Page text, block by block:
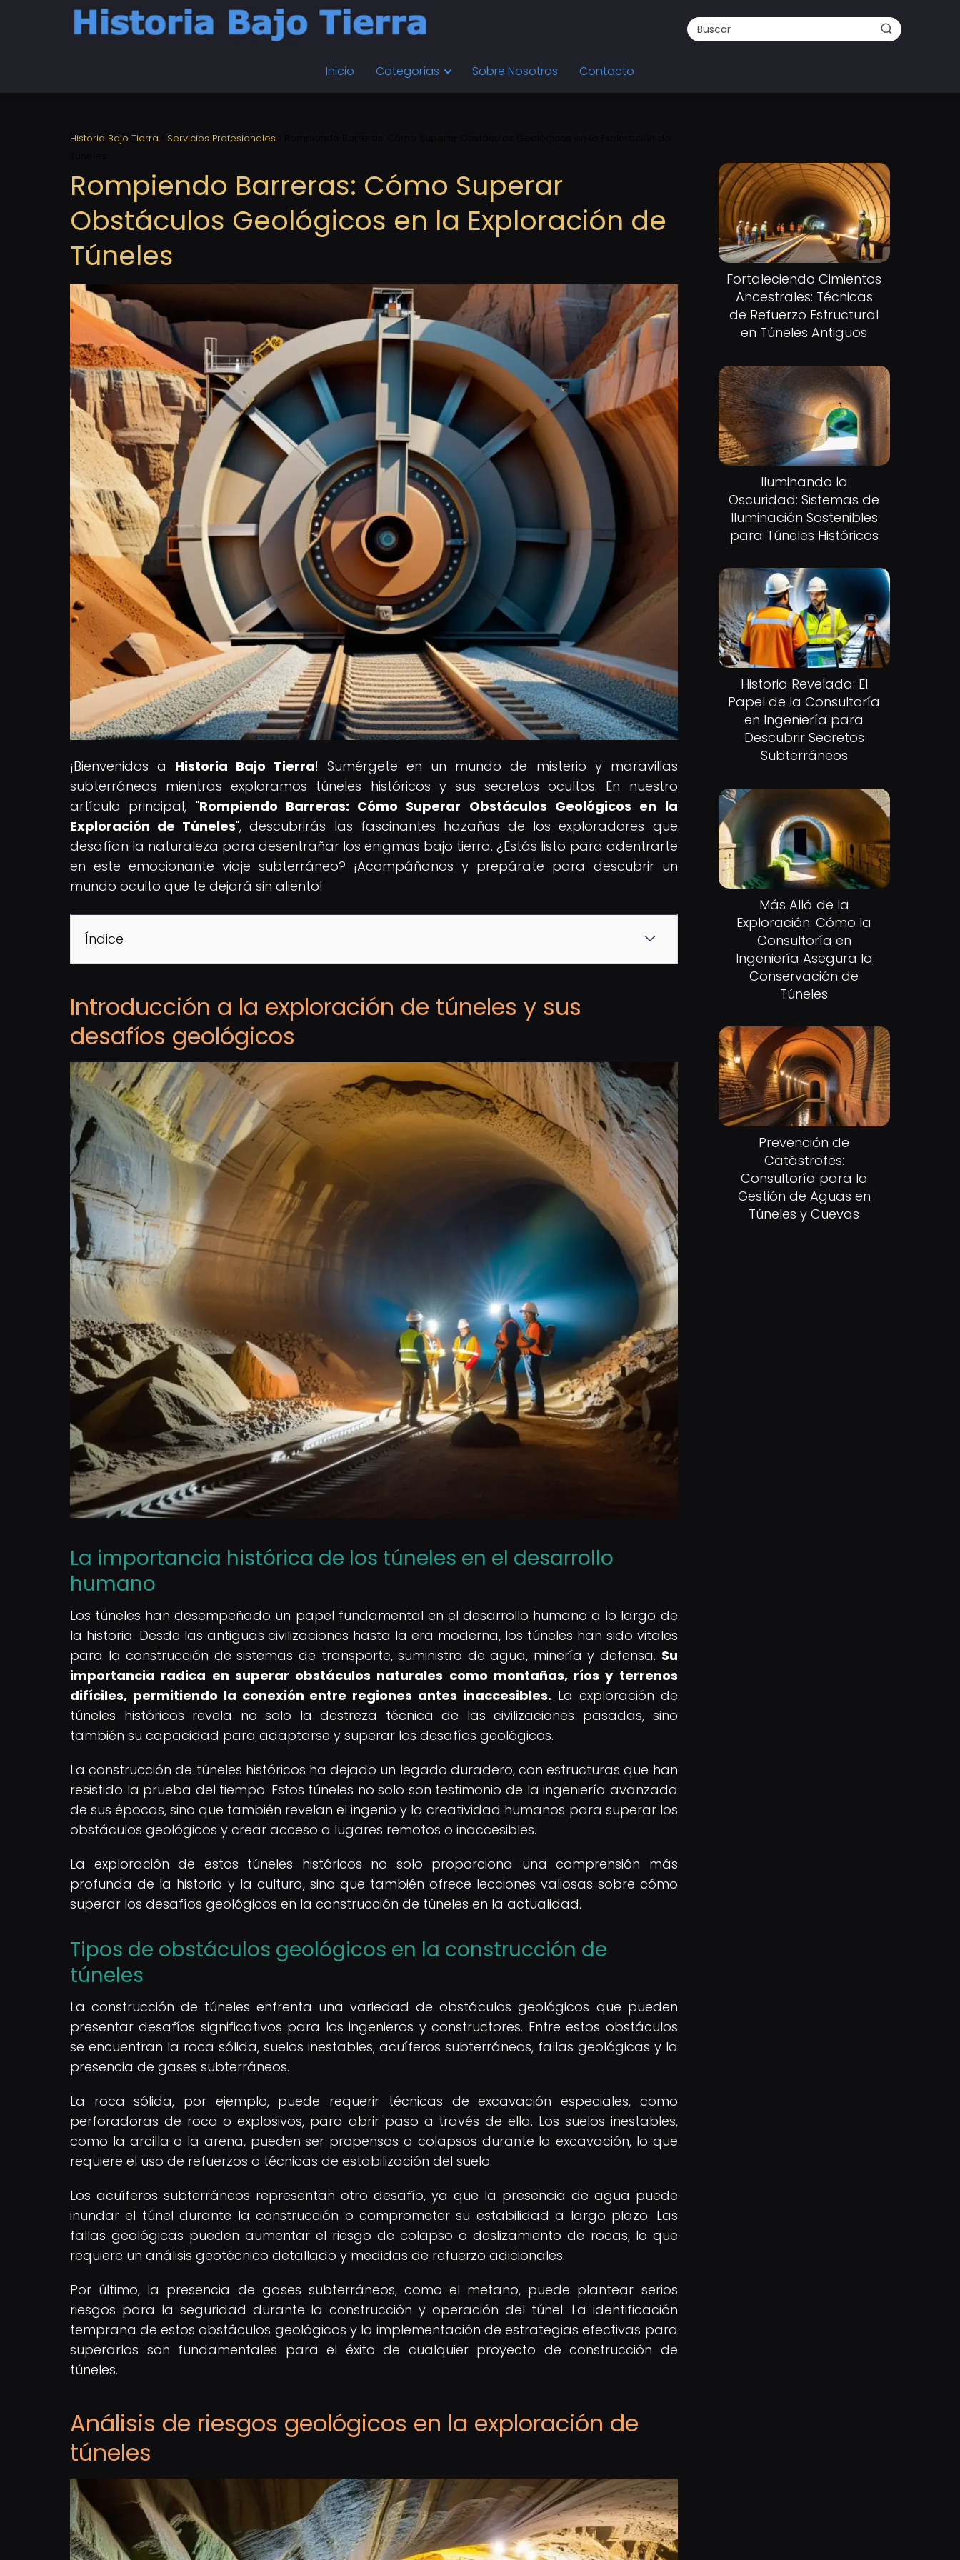
Inicio Categorías Sobre Nosotros Contacto
Historia Bajo Tierra Servicios Profesionales
Rompiendo Barreras: Cómo Superar
Obstáculos Geológicos en la Exploración de
Túneles
¡Bienvenidos a Historia Bajo Tierra! Sumérgete en un mundo de misterio y maravillas
subterráneas mientras exploramos túneles históricos y sus secretos ocultos. En nuestro
artículo principal, "Rompiendo Barreras: Cómo Superar Obstáculos Geológicos en la
Exploración de Túneles", descubrirás las fascinantes hazañas de los exploradores que
desafían la naturaleza para desentrañar los enigmas bajo tierra. ¿Estás listo para adentrarte
en este emocionante viaje subterráneo? ¡Acompáñanos y prepárate para descubrir un
mundo oculto que te dejará sin aliento!
Índice
Introducción a la exploración de túneles y sus
desafíos geológicos
La importancia histórica de los túneles en el desarrollo
humano
Los túneles han desempeñado un papel fundamental en el desarrollo humano a lo largo de
la historia. Desde las antiguas civilizaciones hasta la era moderna, los túneles han sido vitales
para la construcción de sistemas de transporte, suministro de agua, minería y defensa. Su
importancia radica en superar obstáculos naturales como montañas, ríos y terrenos
difíciles, permitiendo la conexión entre regiones antes inaccesibles. La exploración de
túneles históricos revela no solo la destreza técnica de las civilizaciones pasadas, sino
también su capacidad para adaptarse y superar los desafíos geológicos.
La construcción de túneles históricos ha dejado un legado duradero, con estructuras que han
resistido la prueba del tiempo. Estos túneles no solo son testimonio de la ingeniería avanzada
de sus épocas, sino que también revelan el ingenio y la creatividad humanos para superar los
obstáculos geológicos y crear acceso a lugares remotos o inaccesibles.
La exploración de estos túneles históricos no solo proporciona una comprensión más
profunda de la historia y la cultura, sino que también ofrece lecciones valiosas sobre cómo
superar los desafíos geológicos en la construcción de túneles en la actualidad.
Tipos de obstáculos geológicos en la construcción de
túneles
La construcción de túneles enfrenta una variedad de obstáculos geológicos que pueden
presentar desafíos significativos para los ingenieros y constructores. Entre estos obstáculos
se encuentran la roca sólida, suelos inestables, acuíferos subterráneos, fallas geológicas y la
presencia de gases subterráneos.
La roca sólida, por ejemplo, puede requerir técnicas de excavación especiales, como
perforadoras de roca o explosivos, para abrir paso a través de ella. Los suelos inestables,
como la arcilla o la arena, pueden ser propensos a colapsos durante la excavación, lo que
requiere el uso de refuerzos o técnicas de estabilización del suelo.
Los acuíferos subterráneos representan otro desafío, ya que la presencia de agua puede
inundar el túnel durante la construcción o comprometer su estabilidad a largo plazo. Las
fallas geológicas pueden aumentar el riesgo de colapso o deslizamiento de rocas, lo que
requiere un análisis geotécnico detallado y medidas de refuerzo adicionales.
Por último, la presencia de gases subterráneos, como el metano, puede plantear serios
riesgos para la seguridad durante la construcción y operación del túnel. La identificación
temprana de estos obstáculos geológicos y la implementación de estrategias efectivas para
superarlos son fundamentales para el éxito de cualquier proyecto de construcción de
túneles.
Análisis de riesgos geológicos en la exploración de
túneles
Fortaleciendo Cimientos
Ancestrales: Técnicas
de Refuerzo Estructural
en Túneles Antiguos
Iluminando la
Oscuridad: Sistemas de
Iluminación Sostenibles
para Túneles Históricos
Historia Revelada: El
Papel de la Consultoría
en Ingeniería para
Descubrir Secretos
Subterráneos
Más Allá de la
Exploración: Cómo la
Consultoría en
Ingeniería Asegura la
Conservación de
Túneles
Prevención de
Catástrofes:
Consultoría para la
Gestión de Aguas en
Túneles y Cuevas